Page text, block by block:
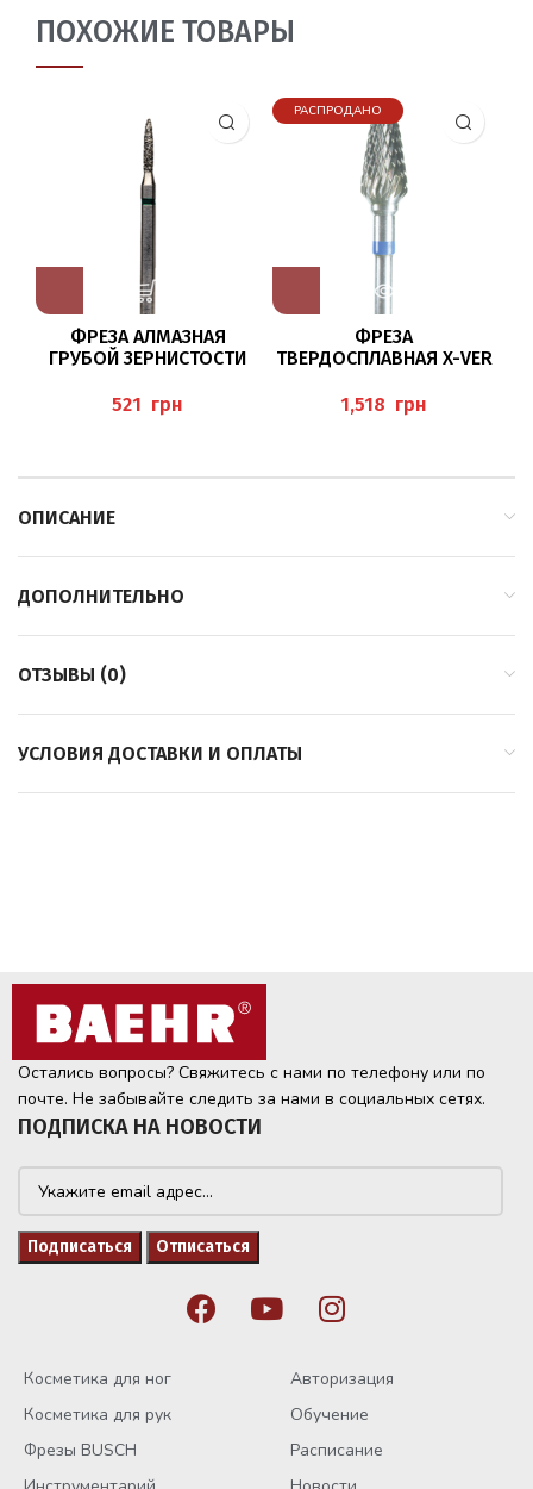
ПОХОЖИЕ ТОВАРЫ
ФРЕЗА АЛМАЗНАЯ
ГРУБОЙ ЗЕРНИСТОСТИ
грн
РАСПРОДАНО
ФРЕЗА
ТВЕРДОСПЛАВНАЯ X-VER
грн
ОПИСАНИЕ
ДОПОЛНИТЕЛЬНО
ОТЗЫВЫ (0)
УСЛОВИЯ ДОСТАВКИ И ОПЛАТЫ
Остались вопросы? Свяжитесь с нами по телефону или по
почте. Не забывайте следить за нами в социальных сетях.
ПОДПИСКА НА НОВОСТИ
Косметика для ног
Косметика для рук
Фрезы BUSCH
Авторизация
Обучение
Расписание